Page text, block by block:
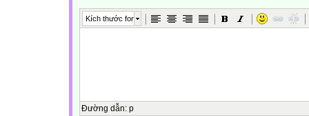
Kích thước font
Đường dẫn: p